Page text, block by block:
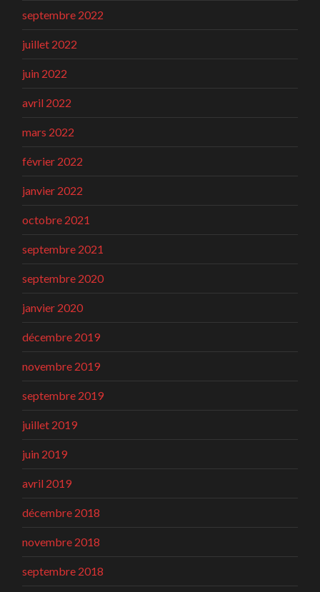
septembre 2022
juillet 2022
juin 2022
avril 2022
mars 2022
février 2022
janvier 2022
octobre 2021
septembre 2021
septembre 2020
janvier 2020
décembre 2019
novembre 2019
septembre 2019
juillet 2019
juin 2019
avril 2019
décembre 2018
novembre 2018
septembre 2018